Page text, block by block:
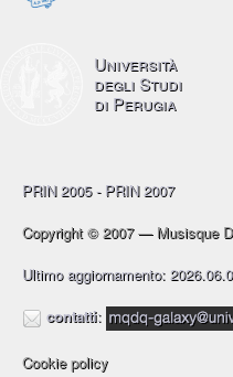
Università
degli Studi
di Perugia
PRIN 2005 - PRIN 2007
Copyright © 2007 — Musisque
Ultimo aggiornamento:
contatti:
Cookie policy